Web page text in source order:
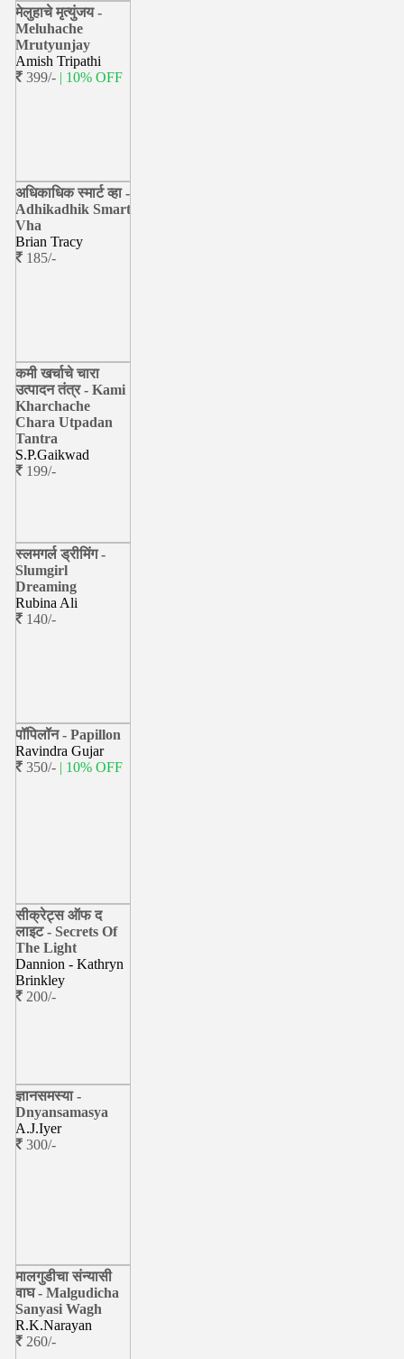
मेलुहाचे मृत्युंजय -
Meluhache
Mrutyunjay
Amish Tripathi
399/- | 10% OFF
अधिकाधिक स्मार्ट व्हा -
Adhikadhik Smart
Vha
Brian Tracy
185/-
कमी खर्चाचे चारा
उत्पादन तंत्र - Kami
Kharchache
Chara Utpadan
Tantra
S.P.Gaikwad
199/-
स्लमगर्ल ड्रीमिंग -
Slumgirl
Dreaming
Rubina Ali
140/-
पॉपिलॉन - Papillon
Ravindra Gujar
350/- | 10% OFF
सीक्रेट्स ऑफ द
लाइट - Secrets Of
The Light
Dannion - Kathryn
Brinkley
200/-
ज्ञानसमस्या -
Dnyansamasya
A.J.Iyer
300/-
मालगुडीचा संन्यासी
वाघ - Malgudicha
Sanyasi Wagh
R.K.Narayan
260/-